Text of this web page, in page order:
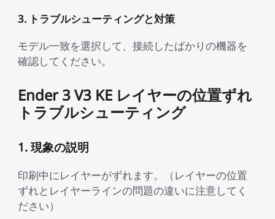
3. トラブルシューティングと対策
モデル一致を選択して、接続したばかりの機器を
確認してください。
Ender 3 V3 KE レイヤーの位置ずれ
トラブルシューティング
1. 現象の説明
印刷中にレイヤーがずれます。（レイヤーの位置
ずれとレイヤーラインの問題の違いに注意してく
ださい）